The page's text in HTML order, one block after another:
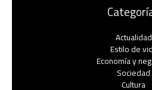
Actualidad
Estilo de
Economía y
Sociedad
Cultura